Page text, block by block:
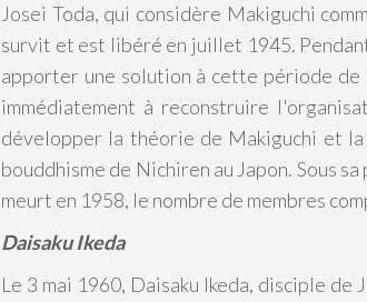
Josei Toda, qui considère Makiguchi
survit et est libéré en juillet 1945.
apporter une solution à cette période
immédiatement à reconstruire
développer la théorie de Makiguchi et
bouddhisme de Nichiren au Japon. Sous
meurt en 1958, le nombre de membres
Daisaku Ikeda
Le 3 mai 1960, Daisaku Ikeda, disciple